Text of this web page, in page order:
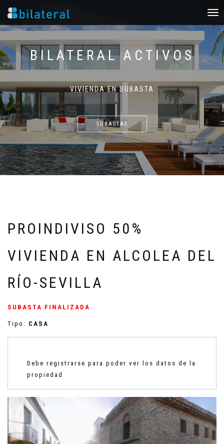
BILATERAL ACTIVOS
VIVIENDA EN SUBASTA
SUBASTAS
PROINDIVISO 50%
VIVIENDA EN ALCOLEA DEL
RÍO-SEVILLA
SUBASTA FINALIZADA
Tipo: CASA
Debe registrarse para poder ver los datos de la
propiedad